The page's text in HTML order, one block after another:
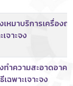
เหมาบริการเครื่อง
จาะจง
ทำความสะอาดอา
ฉพาะเจาะจง